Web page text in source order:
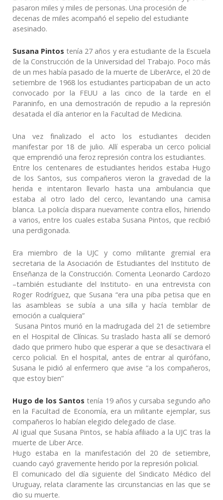
pasaron miles y miles de personas. Una procesión de
decenas de miles acompañó el sepelio del estudiante
asesinado.
Susana Pintos tenía 27 años y era estudiante de la Escuela
de la Construcción de la Universidad del Trabajo. Poco más
de un mes había pasado de la muerte de LiberArce, el 20 de
setiembre de 1968 los estudiantes participaban de un acto
convocado por la FEUU a las cinco de la tarde en el
Paraninfo, en una demostración de repudio a la represión
desatada el día anterior en la Facultad de Medicina.
Una vez finalizado el acto los estudiantes deciden
manifestar por 18 de julio. Allí esperaba un cerco policial
que emprendió una feroz represión contra los estudiantes.
Entre los centenares de estudiantes heridos estaba Hugo
de los Santos, sus compañeros vieron la gravedad de la
herida e intentaron llevarlo hasta una ambulancia que
estaba al otro lado del cerco, levantando una camisa
blanca. La policía dispara nuevamente contra ellos, hiriendo
a varios, entre los cuales estaba Susana Pintos, que recibió
una perdigonada.
Era miembro de la UJC y como militante gremial era
secretaria de la Asociación de Estudiantes del Instituto de
Enseñanza de la Construcción. Comenta Leonardo Cardozo
–también estudiante del Instituto- en una entrevista con
Roger Rodríguez, que Susana “era una piba petisa que en
las asambleas se subía a una silla y hacía temblar de
emoción a cualquiera”
Susana Pintos murió en la madrugada del 21 de setiembre
en el Hospital de Clínicas. Su traslado hasta allí se demoró
dado que primero hubo que esperar a que se desactivara el
cerco policial. En el hospital, antes de entrar al quirófano,
Susana le pidió al enfermero que avise “a los compañeros,
que estoy bien”
Hugo de los Santos tenía 19 años y cursaba segundo año
en la Facultad de Economía, era un militante ejemplar, sus
compañeros lo habían elegido delegado de clase.
Al igual que Susana Pintos, se había afiliado a la UJC tras la
muerte de Liber Arce.
Hugo estaba en la manifestación del 20 de setiembre,
cuando cayó gravemente herido por la represión policial.
El comunicado del día siguiente del Sindicato Médico del
Uruguay, relata claramente las circunstancias en las que se
dio su muerte.